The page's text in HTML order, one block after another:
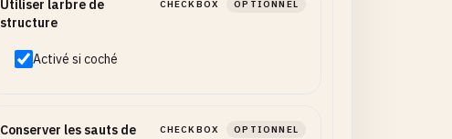
Utiliser larbre de
structure
CHECKBOX OPTIONNEL
Activé si coché
Conserver les sauts de
CHECKBOX OPTIONNEL